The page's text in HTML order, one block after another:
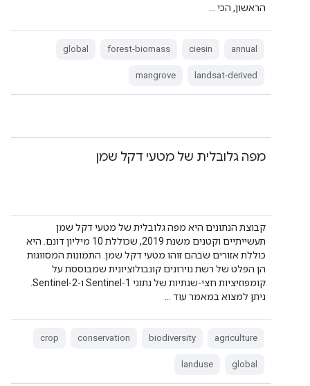
הראשון, הכי …
annual
ciesin
forest-biomass
global
landsat-derived
mangrove
מפה גלובלית של מטעי דקל שמן
קבוצת הנתונים היא מפה גלובלית של מטעי דקל שמן
תעשייתיים וקטנים משנת 2019, שכוללת 10 מיליון דונם. היא
כוללת אזורים שבהם זוהו מטעי דקל שמן. התמונות המסווגות
הן הפלט של רשת נוירונים קונבולוציונית שמבוססת על
ניתן למצוא במאמר עוד …
agriculture
biodiversity
conservation
crop
global
landuse